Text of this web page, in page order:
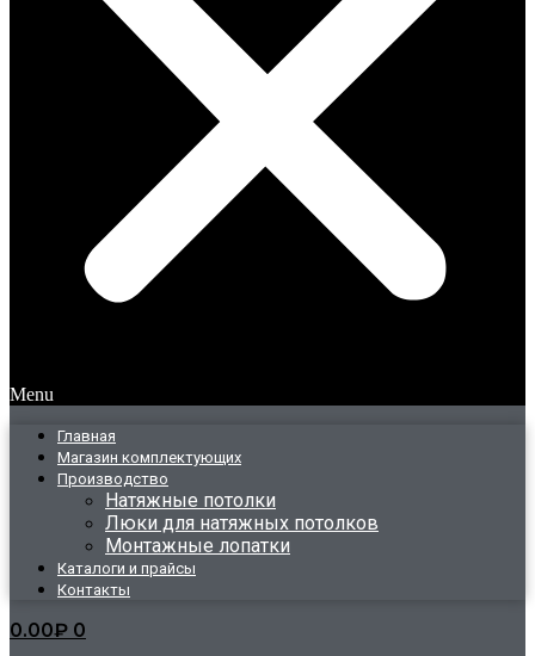
Menu
Главная
Магазин комплектующих
Производство
Натяжные потолки
Люки для натяжных потолков
Монтажные лопатки
Каталоги и прайсы
Контакты
0.00₽ 0